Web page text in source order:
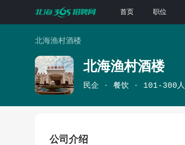
首页 职位
北海渔村酒楼
北海渔村酒楼
民企 餐饮 101-300人
公司介绍